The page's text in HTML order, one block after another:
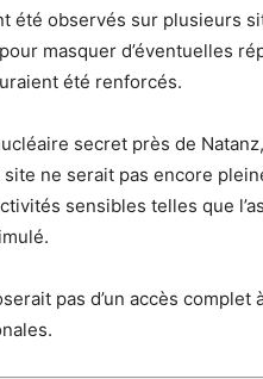
été observés sur plusieurs
masquer d’éventuelles
été renforcés.
secret près de
ne serait pas encore
sensibles telles que
pas d’un accès complet